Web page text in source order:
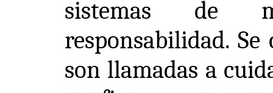
sistemas de
responsabilidad.
son llamadas a